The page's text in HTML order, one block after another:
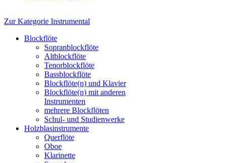
Zur Kategorie Instrumental
Blockflöte
Sopranblockflöte
Altblockflöte
Tenorblockflöte
Bassblockflöte
Blockflöte(n) und Klavier
Blockflöte(n) mit anderen
Instrumenten
mehrere Blockflöten
Schul- und Studienwerke
Holzblasinstrumente
Querflöte
Oboe
Klarinette